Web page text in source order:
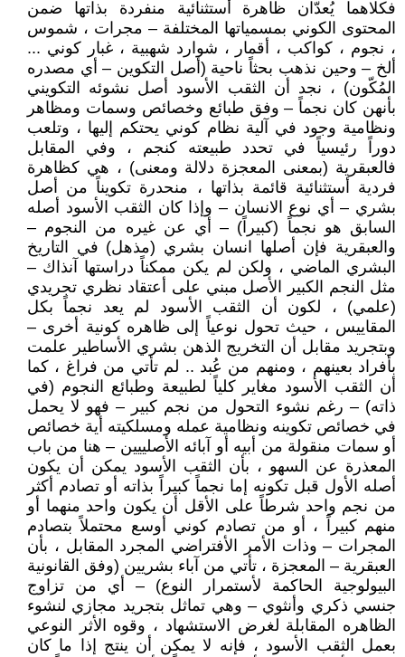
فكلاهما يُعدّان ظاهرة أستثنائية منفردة بذاتها ضمن
المحتوى الكوني بمسمياتها المختلفة – مجرات ، شموس
، نجوم ، كواكب ، أقمار ، شوارد شهبية ، غبار كوني ...
ألخ – وحين نذهب بحثاً ناحية (أصل التكوين – أي مصدره
المُكّون) ، نجد أن الثقب الأسود أصل نشوئه التكويني
بأنهن كان نجماً – وفق طبائع وخصائص وسمات ومظاهر
ونظامية وجود في آلية نظام كوني يحتكم إليها ، وتلعب
دوراً رئيسياً في تحدد طبيعته كنجم ، وفي المقابل
فالعبقرية (بمعنى المعجزة دلالة ومعنى) ، هي كظاهرة
فردية أستثنائية قائمة بذاتها ، منحدرة تكويناً من أصل
بشري – أي نوع الانسان – وإذا كان الثقب الأسود أصله
السابق هو نجماً (كبيراً) – أي عن غيره من النجوم –
والعبقرية فإن أصلها انسان بشري (مذهل) في التاريخ
البشري الماضي ، ولكن لم يكن ممكناً دراستها آنذاك –
مثل النجم الكبير الأصل مبني على أعتقاد نظري تجريدي
(علمي) ، لكون أن الثقب الأسود لم يعد نجماً بكل
المقاييس ، حيث تحول نوعياً إلى ظاهره كونية أخرى –
وبتجريد مقابل أن التخريج الذهن بشري الأساطير علمت
بأفراد بعينهم ، ومنهم من عُبد .. لم تأتي من فراغ ، كما
أن الثقب الأسود مغاير كلياً لطبيعة وطبائع النجوم (في
ذاته) – رغم نشوء التحول من نجم كبير – فهو لا يحمل
في خصائص تكوينه ونظامية عمله ومسلكيته أية خصائص
أو سمات منقولة من أبيه أو آبائه الأصلييين – هنا من باب
المعذرة عن السهو ، بأن الثقب الأسود يمكن أن يكون
أصله الأول قبل تكونه إما نجماً كبيراً بذاته أو تصادم أكثر
من نجم واحد شرطاً على الأقل أن يكون واحد منهما أو
منهم كبيراً ، أو من تصادم كوني أوسع محتملاً بتصادم
المجرات – وذات الأمر الأفتراضي المجرد المقابل ، بأن
العبقرية – المعجزة ، تأتي من آباء بشريين (وفق القانونية
البيولوجية الحاكمة لأستمرار النوع) – أي من تزاوج
جنسي ذكري وأنثوي – وهي تماثل بتجريد مجازي لنشوء
الظاهره المقابلة لغرض الاستشهاد ، وقوه الأثر النوعي
بعمل الثقب الأسود ، فإنه لا يمكن أن ينتج إذا ما كان